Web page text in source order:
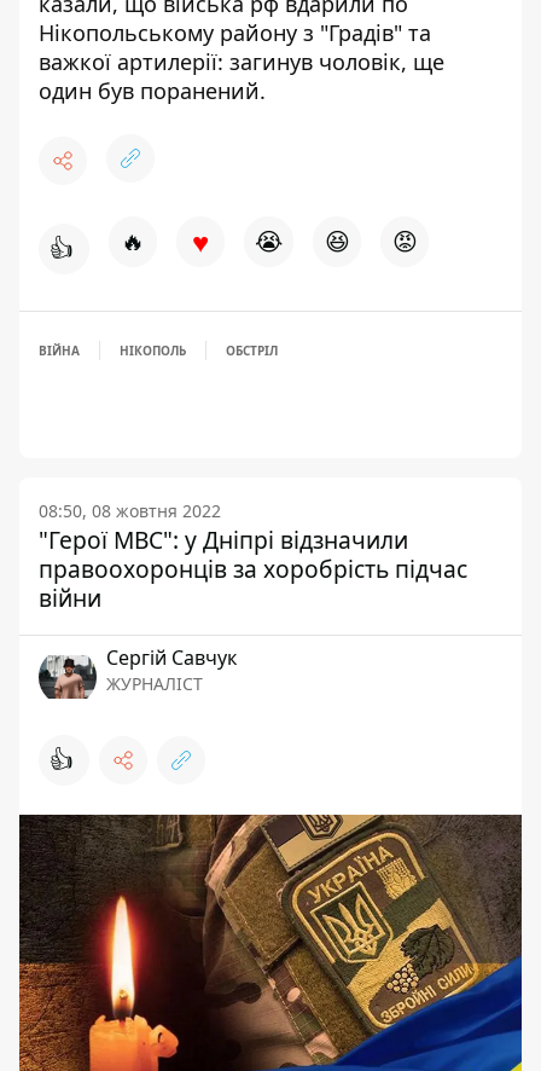
Нікопольському району з "Градів" та
важкої артилерії: загинув чоловік, ще
один був поранений.
👍 🔥 ♥ 😭 😆 😡
ВІЙНА НІКОПОЛЬ ОБСТРІЛ
08:50, 08 жовтня 2022
"Герої МВС": у Дніпрі відзначили
правоохоронців за хоробрість підчас
війни
Сергій Савчук
ЖУРНАЛІСТ
👍